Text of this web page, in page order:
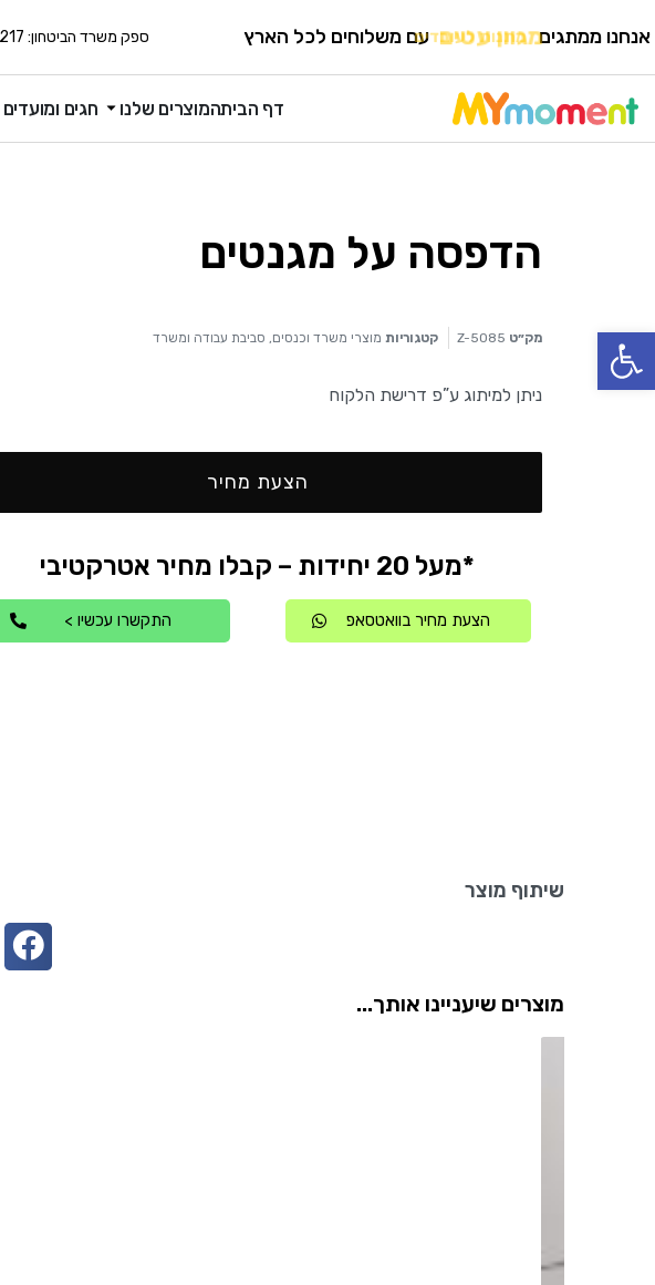
פתח סרגל נגישות
אנחנו ממתגיםמגוון עטיםעם משלוחים לכל הארץ ספק משרד הביטחון: 0011020217
דף הביתהמוצרים שלנו חגים ומועדים
הדפסה על מגנטים
מק״ט Z-5085 קטגוריות מוצרי משרד וכנסים, סביבת עבודה ומשרד
ניתן למיתוג ע”פ דרישת הלקוח
הצעת מחיר
*מעל 20 יחידות – קבלו מחיר אטרקטיבי
הצעת מחיר בוואטסאפ התקשרו עכשיו >
שיתוף מוצר
מוצרים שיעניינו אותך...